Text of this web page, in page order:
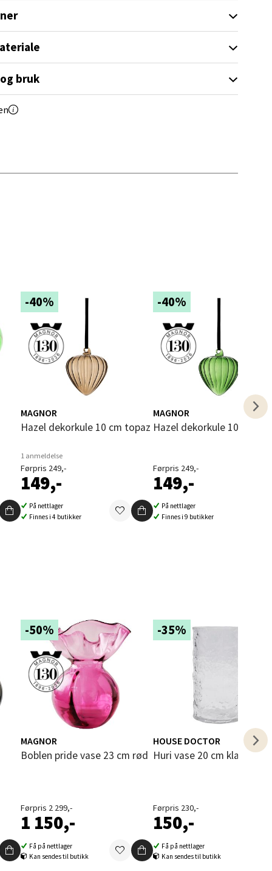
bruk
-40%
MAGNOR
Hazel dekorkule 10 cm topaz
1 anmeldelse
Førpris 249,-
149,-
På nettlager
Finnes i 4 butikker
-40%
MAGNOR
Hazel dekorkule 10 cm
Førpris 249,-
149,-
På nettlager
Finnes i 9 butikker
-50%
MAGNOR
Boblen pride vase 23 cm rød
Førpris 2 299,-
1 150,-
Få på nettlager
Kan sendes til butikk
-35%
HOUSE DOCTOR
Huri vase 20 cm klar
Førpris 230,-
150,-
Få på nettlager
Kan sendes til butikk